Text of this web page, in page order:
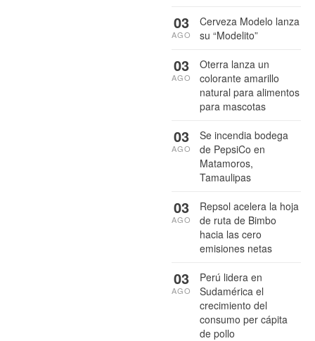
Cerveza Modelo lanza
su “Modelito”
03
AGO
Oterra lanza un
colorante amarillo
natural para alimentos
para mascotas
03
AGO
Se incendia bodega
de PepsiCo en
Matamoros,
Tamaulipas
03
AGO
Repsol acelera la hoja
de ruta de Bimbo
hacia las cero
emisiones netas
03
AGO
Perú lidera en
Sudamérica el
crecimiento del
consumo per cápita
de pollo
03
AGO